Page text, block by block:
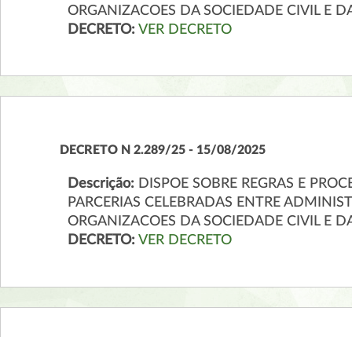
ORGANIZACOES DA SOCIEDADE CIVIL E
DECRETO: VER DECRETO
DECRETO N 2.289/25 - 15/08/2025
Descrição:DISPOE SOBRE REGRAS E
PARCERIAS CELEBRADAS ENTRE
ORGANIZACOES DA SOCIEDADE CIVIL E
DECRETO: VER DECRETO